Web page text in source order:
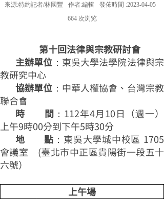
來源:特約記者/林國豐 作者:編輯 發佈時間 :2023-04-05
664 次浏览
第十回法律與宗教研討會
主辦單位 ：東吳大學法學院法律與宗
教研究中心
協辦單位 ：中華人權協會、台灣宗教
聯合會
時 間 ：112年4月10日（週一）
上午9時00分到下午5時30分
地 點 ：東吳大學城中校區 1705
會議室 (臺北市中正區貴陽街一段五十
六號）
上午場